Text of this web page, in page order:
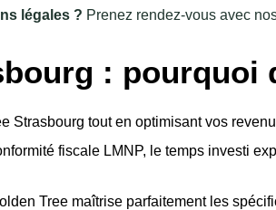
légales ? Prenez rendez-vous avec
: pourquoi
Strasbourg tout en optimisant vos
fiscale LMNP, le temps investi
Tree maîtrise parfaitement les